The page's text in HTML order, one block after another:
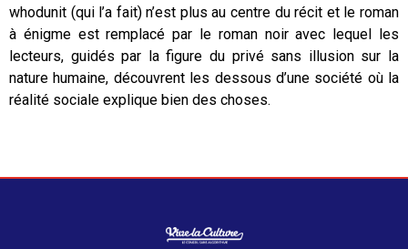
whodunit (qui l’a fait) n’est plus au centre du récit et le roman
à énigme est remplacé par le roman noir avec lequel les
lecteurs, guidés par la figure du privé sans illusion sur la
nature humaine, découvrent les dessous d’une société où la
réalité sociale explique bien des choses.